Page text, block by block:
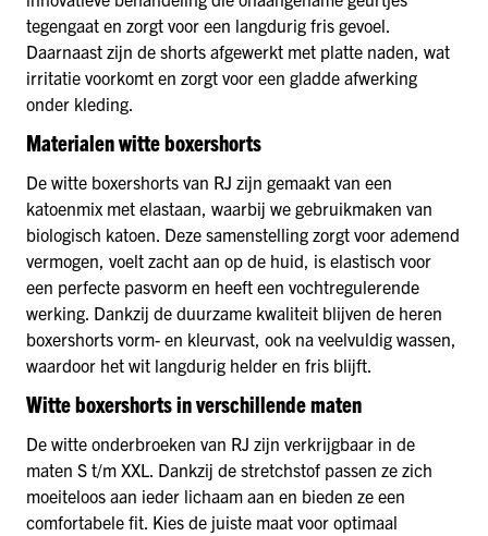
tegengaat en zorgt voor een langdurig fris gevoel.
Daarnaast zijn de shorts afgewerkt met platte naden, wat
irritatie voorkomt en zorgt voor een gladde afwerking
onder kleding.
Materialen witte boxershorts
De witte boxershorts van RJ zijn gemaakt van een
katoenmix met elastaan, waarbij we gebruikmaken van
biologisch katoen. Deze samenstelling zorgt voor ademend
vermogen, voelt zacht aan op de huid, is elastisch voor
een perfecte pasvorm en heeft een vochtregulerende
werking. Dankzij de duurzame kwaliteit blijven de heren
boxershorts vorm- en kleurvast, ook na veelvuldig wassen,
waardoor het wit langdurig helder en fris blijft.
Witte boxershorts in verschillende maten
De witte onderbroeken van RJ zijn verkrijgbaar in de
maten S t/m XXL. Dankzij de stretchstof passen ze zich
moeiteloos aan ieder lichaam aan en bieden ze een
comfortabele fit. Kies de juiste maat voor optimaal